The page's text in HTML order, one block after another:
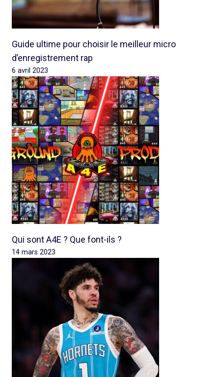
Guide ultime pour choisir le meilleur micro
d’enregistrement rap
6 avril 2023
Qui sont A4E ? Que font-ils ?
14 mars 2023